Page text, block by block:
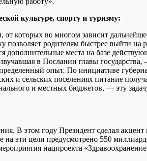
культуре, спорту и туризму:
которых во многом зависит
позволяет родителям быстрее выйти на
дополнительные места на базе
в Послании главы
опыт. По инициативе
и сельских поселениях питание
и местных бюджетов, — эту
В этом году Президент сделал акцент
эти цели предусмотрено 550
нацпроекта